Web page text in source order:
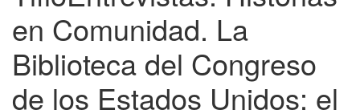
en Comunidad. La
Biblioteca del Congreso
de los Estados Unidos: el